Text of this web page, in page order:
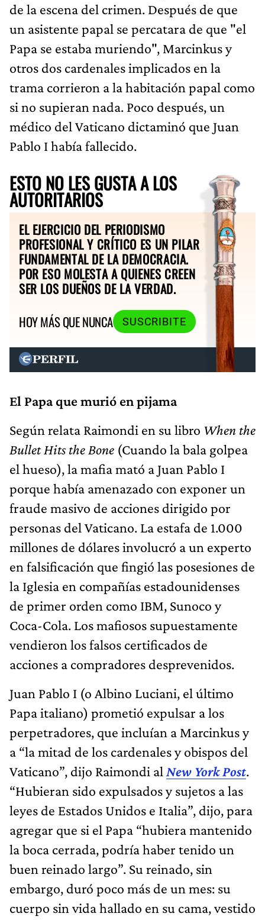
de la escena del crimen. Después de que
un asistente papal se percatara de que "el
Papa se estaba muriendo", Marcinkus y
otros dos cardenales implicados en la
trama corrieron a la habitación papal como
si no supieran nada. Poco después, un
médico del Vaticano dictaminó que Juan
Pablo I había fallecido.
ESTO NO LES GUSTA A LOS
AUTORITARIOS
EL EJERCICIO DEL PERIODISMO
PROFESIONAL Y CRÍTICO ES UN PILAR
FUNDAMENTAL DE LA DEMOCRACIA.
POR ESO MOLESTA A QUIENES CREEN
SER LOS DUEÑOS DE LA VERDAD.
HOY MÁS QUE NUNCA
SUSCRIBITE
El Papa que murió en pijama
Según relata Raimondi en su libro When the
Bullet Hits the Bone (Cuando la bala golpea
el hueso), la mafia mató a Juan Pablo I
porque había amenazado con exponer un
fraude masivo de acciones dirigido por
personas del Vaticano. La estafa de 1.000
millones de dólares involucró a un experto
en falsificación que fingió las posesiones de
la Iglesia en compañías estadounidenses
de primer orden como IBM, Sunoco y
Coca-Cola. Los mafiosos supuestamente
vendieron los falsos certificados de
acciones a compradores desprevenidos.
Juan Pablo I (o Albino Luciani, el último
Papa italiano) prometió expulsar a los
perpetradores, que incluían a Marcinkus y
a “la mitad de los cardenales y obispos del
Vaticano”, dijo Raimondi al New York Post.
“Hubieran sido expulsados ​​y sujetos a las
leyes de Estados Unidos e Italia”, dijo, para
agregar que si el Papa “hubiera mantenido
la boca cerrada, podría haber tenido un
buen reinado largo”. Su reinado, sin
embargo, duró poco más de un mes: su
cuerpo sin vida hallado en su cama, vestido